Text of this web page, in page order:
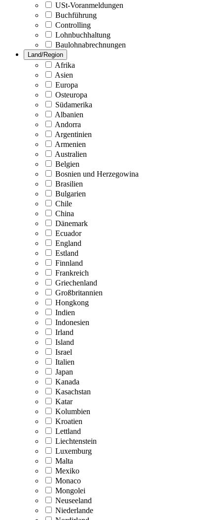
USt-Voranmeldungen
Buchführung
Controlling
Lohnbuchhaltung
Baulohnabrechnungen
Land/Region
Afrika
Asien
Europa
Osteuropa
Südamerika
Albanien
Andorra
Argentinien
Armenien
Australien
Belgien
Bosnien und Herzegowina
Brasilien
Bulgarien
Chile
China
Dänemark
Ecuador
England
Estland
Finnland
Frankreich
Griechenland
Großbritannien
Hongkong
Indien
Indonesien
Irland
Island
Israel
Italien
Japan
Kanada
Kasachstan
Katar
Kolumbien
Kroatien
Lettland
Liechtenstein
Luxemburg
Malta
Mexiko
Monaco
Mongolei
Neuseeland
Niederlande